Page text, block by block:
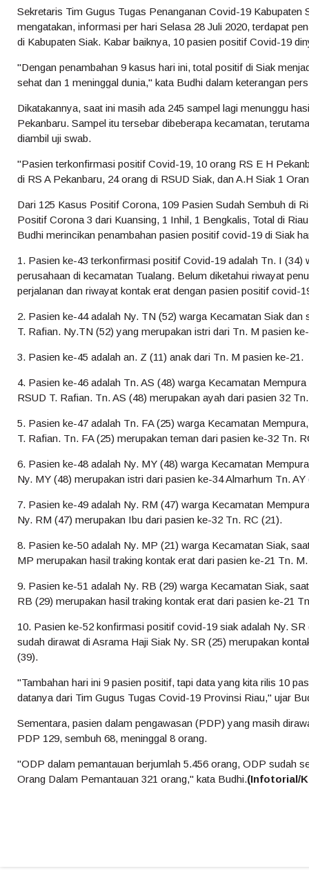
Sekretaris Tim Gugus Tugas Penanganan Covid-19 Kabupaten
mengatakan, informasi per hari Selasa 28 Juli 2020, terdapat
di Kabupaten Siak. Kabar baiknya, 10 pasien positif Covid-19
"Dengan penambahan 9 kasus hari ini, total positif di Siak
sehat dan 1 meninggal dunia," kata Budhi dalam keterangan
Dikatakannya, saat ini masih ada 245 sampel lagi menunggu
Pekanbaru. Sampel itu tersebar dibeberapa kecamatan,
diambil uji swab.
"Pasien terkonfirmasi positif Covid-19, 10 orang RS E H
di RS A Pekanbaru, 24 orang di RSUD Siak, dan A.H Siak 1
Dari 125 Kasus Positif Corona, 109 Pasien Sudah Sembuh di
Positif Corona 3 dari Kuansing, 1 Inhil, 1 Bengkalis, Total di
Budhi merincikan penambahan pasien positif covid-19 di Siak
1. Pasien ke-43 terkonfirmasi positif Covid-19 adalah Tn. I (34)
perusahaan di kecamatan Tualang. Belum diketahui riwayat
perjalanan dan riwayat kontak erat dengan pasien positif covid-
2. Pasien ke-44 adalah Ny. TN (52) warga Kecamatan Siak
T. Rafian. Ny.TN (52) yang merupakan istri dari Tn. M pasien
3. Pasien ke-45 adalah an. Z (11) anak dari Tn. M pasien ke-21.
4. Pasien ke-46 adalah Tn. AS (48) warga Kecamatan
RSUD T. Rafian. Tn. AS (48) merupakan ayah dari pasien 32
5. Pasien ke-47 adalah Tn. FA (25) warga Kecamatan
T. Rafian. Tn. FA (25) merupakan teman dari pasien ke-32 Tn.
6. Pasien ke-48 adalah Ny. MY (48) warga Kecamatan
Ny. MY (48) merupakan istri dari pasien ke-34 Almarhum Tn. AY
7. Pasien ke-49 adalah Ny. RM (47) warga Kecamatan
Ny. RM (47) merupakan Ibu dari pasien ke-32 Tn. RC (21).
8. Pasien ke-50 adalah Ny. MP (21) warga Kecamatan Siak,
MP merupakan hasil traking kontak erat dari pasien ke-21 Tn. M.
9. Pasien ke-51 adalah Ny. RB (29) warga Kecamatan Siak,
RB (29) merupakan hasil traking kontak erat dari pasien ke-21
10. Pasien ke-52 konfirmasi positif covid-19 siak adalah Ny.
sudah dirawat di Asrama Haji Siak Ny. SR (25) merupakan
(39).
"Tambahan hari ini 9 pasien positif, tapi data yang kita rilis 10
datanya dari Tim Gugus Tugas Covid-19 Provinsi Riau," ujar
Sementara, pasien dalam pengawasan (PDP) yang masih
PDP 129, sembuh 68, meninggal 8 orang.
"ODP dalam pemantauan berjumlah 5.456 orang, ODP sudah
Orang Dalam Pemantauan 321 orang," kata Budhi.(Infotorial/